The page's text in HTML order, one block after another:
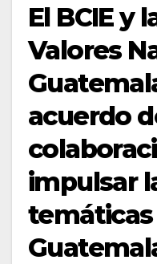
El BCIE y
Valores
acuerdo
impulsar